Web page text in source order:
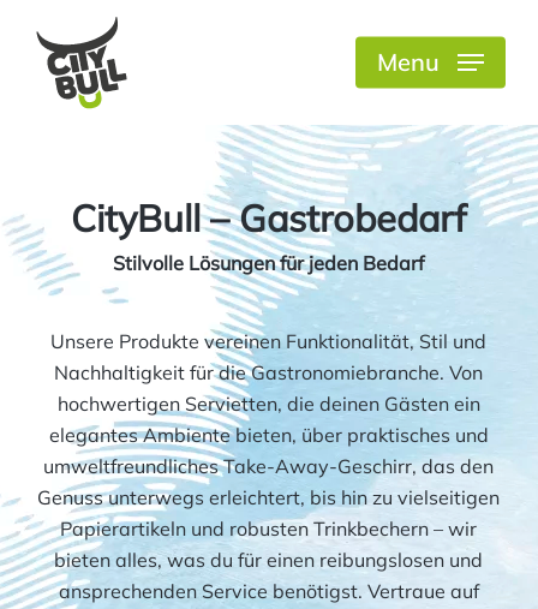
Menu
CityBull – Gastrobedarf
Stilvolle Lösungen für jeden Bedarf
Unsere Produkte vereinen Funktionalität, Stil und
Nachhaltigkeit für die Gastronomiebranche. Von
hochwertigen Servietten, die deinen Gästen ein
elegantes Ambiente bieten, über praktisches und
umweltfreundliches Take-Away-Geschirr, das den
Genuss unterwegs erleichtert, bis hin zu vielseitigen
Papierartikeln und robusten Trinkbechern – wir
bieten alles, was du für einen reibungslosen und
ansprechenden Service benötigst. Vertraue auf